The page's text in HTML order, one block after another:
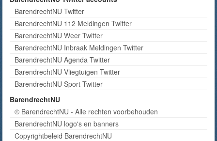
BarendrechtNU Twitter
BarendrechtNU 112 Meldingen Twitter
BarendrechtNU Weer Twitter
BarendrechtNU Inbraak Meldingen Twitter
BarendrechtNU Agenda Twitter
BarendrechtNU Vliegtuigen Twitter
BarendrechtNU Sport Twitter
BarendrechtNU
© BarendrechtNU - Alle rechten voorbehouden
BarendrechtNU logo's en banners
Copyrightbeleid BarendrechtNU